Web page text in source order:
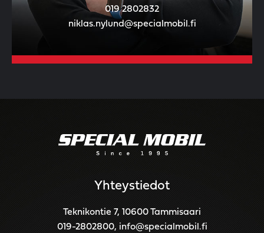
019 2802832
niklas.nylund@specialmobil.fi
Yhteystiedot
Teknikontie 7, 10600 Tammisaari
019-2802800, info@specialmobil.fi